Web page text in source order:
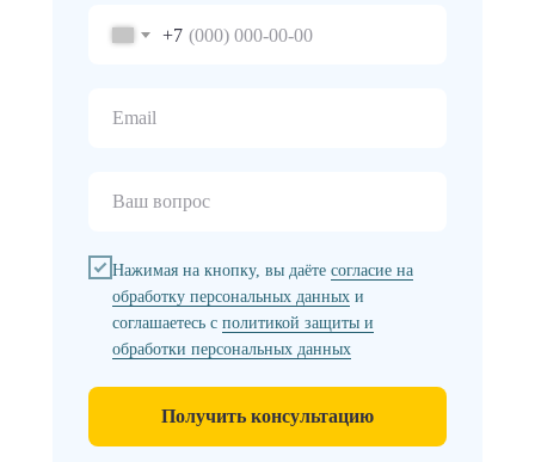
+7
Нажимая на кнопку, вы даёте согласие на
обработку персональных данных и
соглашаетесь с политикой защиты и
обработки персональных данных
Получить консультацию